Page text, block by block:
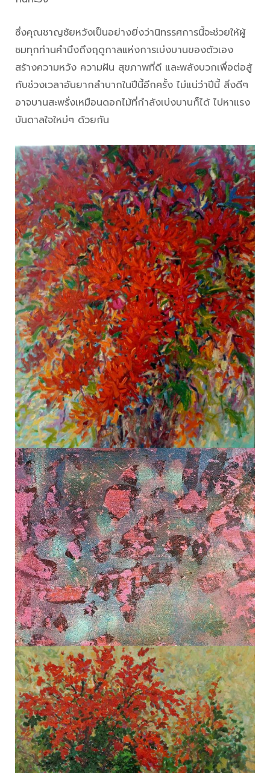
ซึ่งคุณชาญชัยหวังเป็นอย่างยิ่งว่านิทรรศการนี้จะช่วยให้ผู้
ชมทุกท่านคำนึงถึงฤดูกาลแห่งการเบ่งบานของตัวเอง
สร้างความหวัง ความฝัน สุขภาพที่ดี และพลังบวกเพื่อต่อสู้
กับช่วงเวลาอันยากลำบากในปีนี้อีกครั้ง ไม่แน่ว่าปีนี้ สิ่งดีๆ
อาจบานสะพรั่งเหมือนดอกไม้ที่กำลังเบ่งบานก็ได้ ไปหาแรง
บันดาลใจใหม่ๆ ด้วยกัน